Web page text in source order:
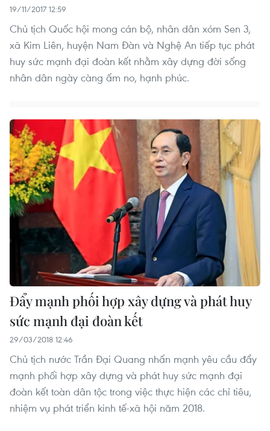
19/11/2017 12:59
Chủ tịch Quốc hội mong cán bộ, nhân dân xóm Sen 3,
xã Kim Liên, huyện Nam Đàn và Nghệ An tiếp tục phát
huy sức mạnh đại đoàn kết nhằm xây dựng đời sống
nhân dân ngày càng ấm no, hạnh phúc.
Đẩy mạnh phối hợp xây dựng và phát huy
sức mạnh đại đoàn kết
29/03/2018 12:46
Chủ tịch nước Trần Đại Quang nhấn mạnh yêu cầu đẩy
mạnh phối hợp xây dựng và phát huy sức mạnh đại
đoàn kết toàn dân tộc trong việc thực hiện các chỉ tiêu,
nhiệm vụ phát triển kinh tế-xã hội năm 2018.